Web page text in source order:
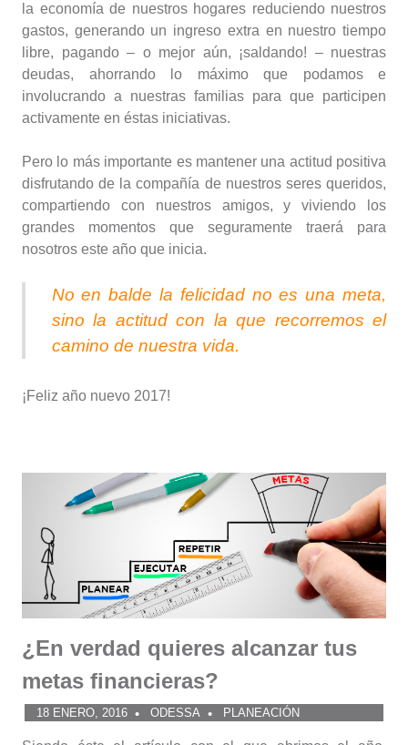
la economía de nuestros hogares reduciendo nuestros
gastos, generando un ingreso extra en nuestro tiempo
libre, pagando – o mejor aún, ¡saldando! – nuestras
deudas, ahorrando lo máximo que podamos e
involucrando a nuestras familias para que participen
activamente en éstas iniciativas.
Pero lo más importante es mantener una actitud positiva
disfrutando de la compañía de nuestros seres queridos,
compartiendo con nuestros amigos, y viviendo los
grandes momentos que seguramente traerá para
nosotros este año que inicia.
No en balde la felicidad no es una meta,
sino la actitud con la que recorremos el
camino de nuestra vida.
¡Feliz año nuevo 2017!
¿En verdad quieres alcanzar tus
metas financieras?
18 ENERO, 2016 ODESSA PLANEACIÓN